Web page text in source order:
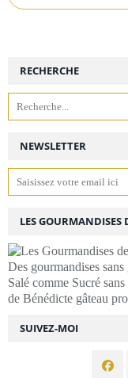
NEWSLETTER
SUIVEZ-MOI
RECHERCHE
LES GOURMANDISES
Des gourmandises
Salé comme Sucré
de Bénédicte gâteau